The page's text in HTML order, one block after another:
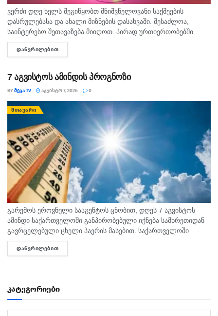
ვერძი დღე ხელს შეგიწყობთ მნიშვნელოვანი საქმეების
დასრულებასა და ახალი მიზნების დასახვაში. შესაძლოა,
საინტერესო შეთავაზება მიიღოთ. პირად ურთიერთობებში
გულწრფელი საუბარი ბევრ გაუგებრობას გააქრობს. კურო
ფინანსურ საკითხებში სიფრთხილე გამოიჩინეთ და ემოციური...
ᲓᲐᲬᲕᲠᲘᲚᲔᲑᲘᲗ
7 აგვისტოს ამინდის პროგნოზი
BYᲛᲔᲒᲐ TV ᲐᲒᲕᲘᲡᲢᲝ 7, 2026 0
ᲛᲗᲐᲕᲐᲠᲘ
გარემოს ეროვნული სააგენტოს ცნობით, დღეს 7 აგვისტოს
ამინდი საქართველოში განპირობებული იქნება სამხრეთიდან
გავრცელებული ცხელი ჰაერის მასებით. საქართველოში
მოსალოდნელია: დროგამოშვებით ღრუბლიანობის მომატება.
უმეტესად უნალექოდ. იქროლებსაღმოსავლეთის
ᲓᲐᲬᲕᲠᲘᲚᲔᲑᲘᲗ
კატეგორიები